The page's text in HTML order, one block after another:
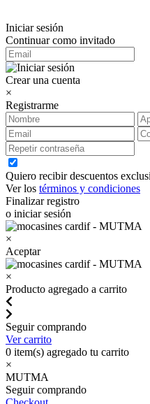
Iniciar sesión
Continuar como invitado
Crear una cuenta
×
Registrarme
Quiero recibir descuentos
Ver los términos y condiciones
Finalizar registro
o iniciar sesión
×
Aceptar
×
Producto agregado a carrito
Seguir comprando
Ver carrito
0 item(s) agregado tu carrito
×
MUTMA
Seguir comprando